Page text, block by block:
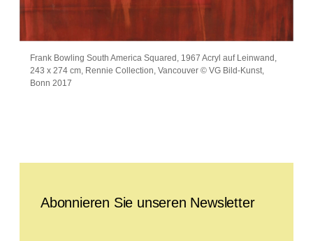
Frank Bowling South America Squared, 1967 Acryl auf Leinwand,
243 x 274 cm, Rennie Collection, Vancouver © VG Bild-Kunst,
Bonn 2017
Abonnieren Sie unseren Newsletter